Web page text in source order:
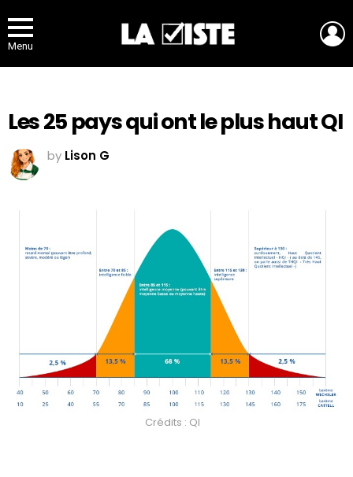
Menu
Les 25 pays qui ont le plus haut QI
by Lison G
Crédits : QI